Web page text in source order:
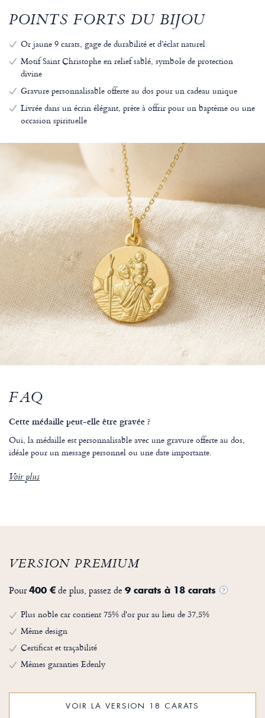
POINTS FORTS DU BIJOU
Or jaune 9 carats, gage de durabilité et d’éclat naturel
Motif Saint Christophe en relief sablé, symbole de protection
divine
Gravure personnalisable offerte au dos pour un cadeau unique
Livrée dans un écrin élégant, prête à offrir pour un baptême ou une
occasion spirituelle
FAQ
Cette médaille peut-elle être gravée ?
Oui, la médaille est personnalisable avec une gravure offerte au dos,
idéale pour un message personnel ou une date importante.
Voir plus
VERSION PREMIUM
Pour400 €de plus, passez de 9 carats à 18 carats ?
Plus noble car contient 75% d'or pur au lieu de 37,5%
Même design
Certificat et traçabilité
Mêmes garanties Edenly
VOIR LA VERSION 18 CARATS